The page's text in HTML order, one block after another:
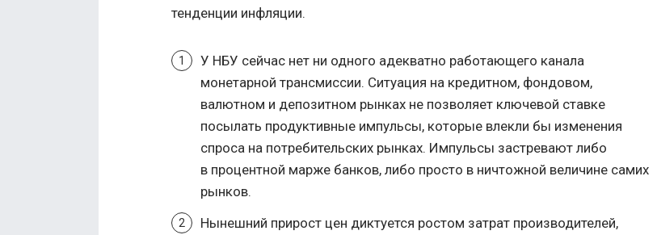
тенденции инфляции.
У НБУ сейчас нет ни одного адекватно работающего канала
монетарной трансмиссии. Ситуация на кредитном, фондовом,
валютном и депозитном рынках не позволяет ключевой ставке
посылать продуктивные импульсы, которые влекли бы изменения
спроса на потребительских рынках. Импульсы застревают либо
в процентной марже банков, либо просто в ничтожной величине самих
рынков.
Нынешний прирост цен диктуется ростом затрат производителей,